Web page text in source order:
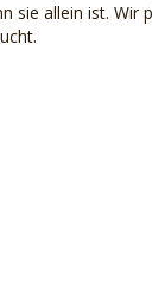
allein ist. Wir